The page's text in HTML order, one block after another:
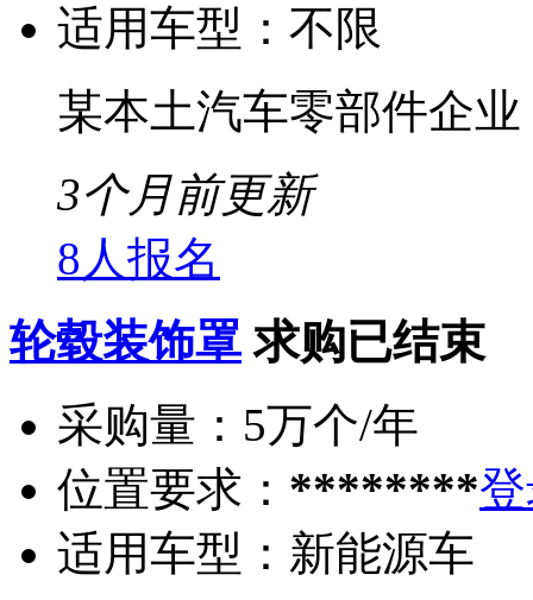
适用车型： 不限
某本土汽车零部件企业
3个月前更新
8人报名
轮毂装饰罩 求购已结束
采购量： 5万个/年
位置要求： ********
适用车型： 新能源车